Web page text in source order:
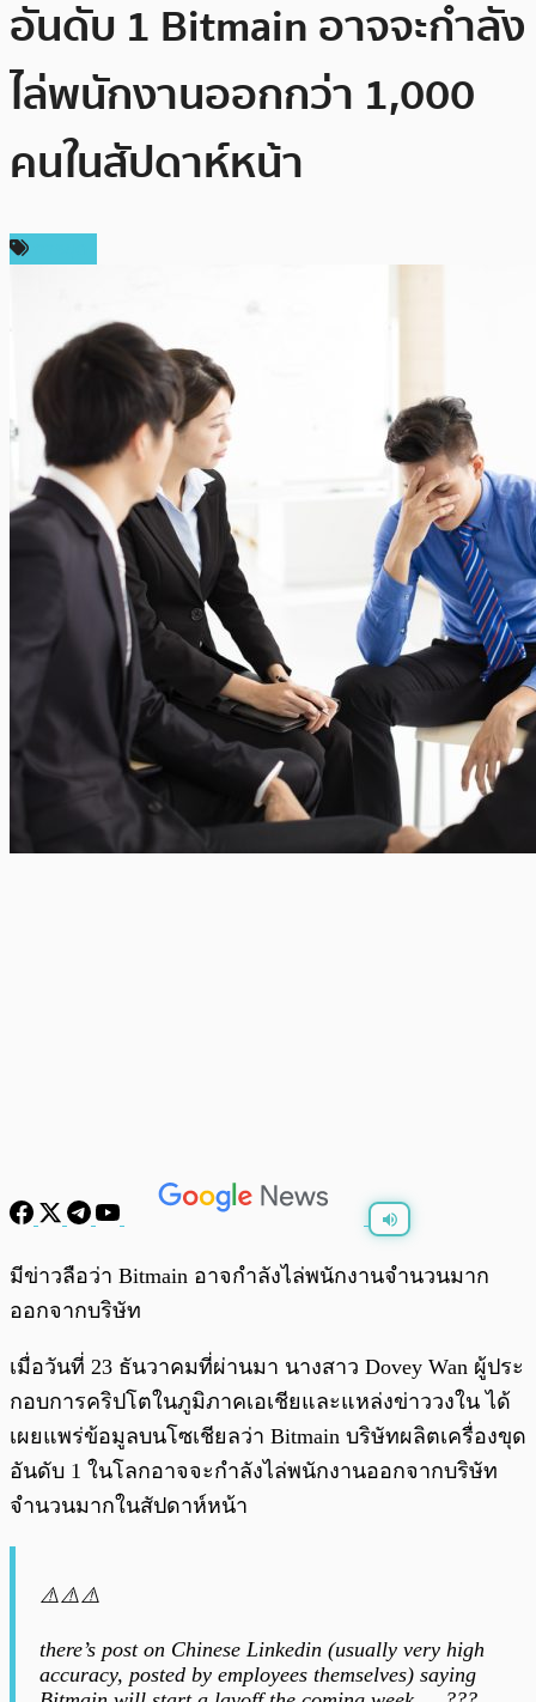
อันดับ 1 Bitmain อาจจะกำลัง
ไล่พนักงานออกกว่า 1,000
คนในสัปดาห์หน้า
พร้อมเล่น
มีข่าวลือว่า Bitmain อาจกำลังไล่พนักงานจำนวนมาก
ออกจากบริษัท
เมื่อวันที่ 23 ธันวาคมที่ผ่านมา นางสาว Dovey Wan ผู้ประ
กอบการคริปโตในภูมิภาคเอเชียและแหล่งข่าววงใน ได้
เผยแพร่ข้อมูลบนโซเชียลว่า Bitmain บริษัทผลิตเครื่องขุด
อันดับ 1 ในโลกอาจจะกำลังไล่พนักงานออกจากบริษัท
จำนวนมากในสัปดาห์หน้า
⚠️⚠️⚠️
there’s post on Chinese Linkedin (usually very high
accuracy, posted by employees themselves) saying